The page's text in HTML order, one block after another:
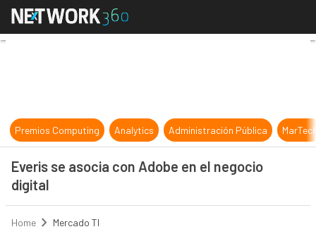
Everis se asocia con Adobe en el
Premios Computing Analytics Administración Pública
Everis se asocia con Adobe en el negocio
digital
Home Mercado TI